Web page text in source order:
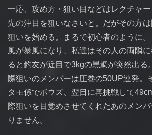
一応、攻め方・狙い目などはレクチャ
先の沖目を狙いなさいと。だがその方
狙いを始める。まるで初心者のように。
風が暴風になり、私達はその人の両隣
ると釣友が近目で3kgの黒鯛が突然出る
際狙いのメンバーは圧巻の50UP連発。
タモ係でボウズ、翌日に再挑戦して
際狙いを目覚めさせてくれたあのメン
りません。